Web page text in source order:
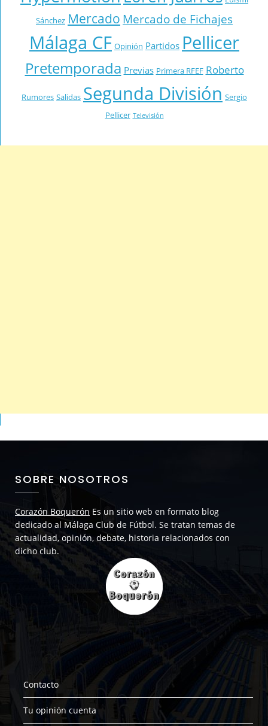
Sánchez Mercado Mercado de Fichajes
Málaga CF Opinión Partidos Pellicer
Pretemporada Previas Primera RFEF Roberto
Rumores Salidas Segunda División Sergio
Pellicer Televisión
SOBRE NOSOTROS
Corazón Boquerón Es un sitio web en formato blog
dedicado al Málaga Club de Fútbol. Se tratan temas de
actualidad, opinión, debate, historia relacionados con
dicho club.
Contacto
Tu opinión cuenta